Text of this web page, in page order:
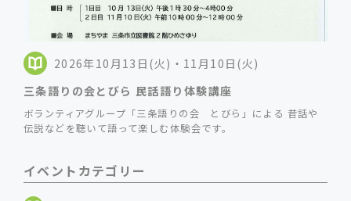
2026年10月13日(火)・11月10日(火)
三条語りの会とびら 民話語り体験講座
ボランティアグループ「三条語りの会 とびら」による 昔話や
伝説などを聴いて語って楽しむ体験会です。
イベントカテゴリー